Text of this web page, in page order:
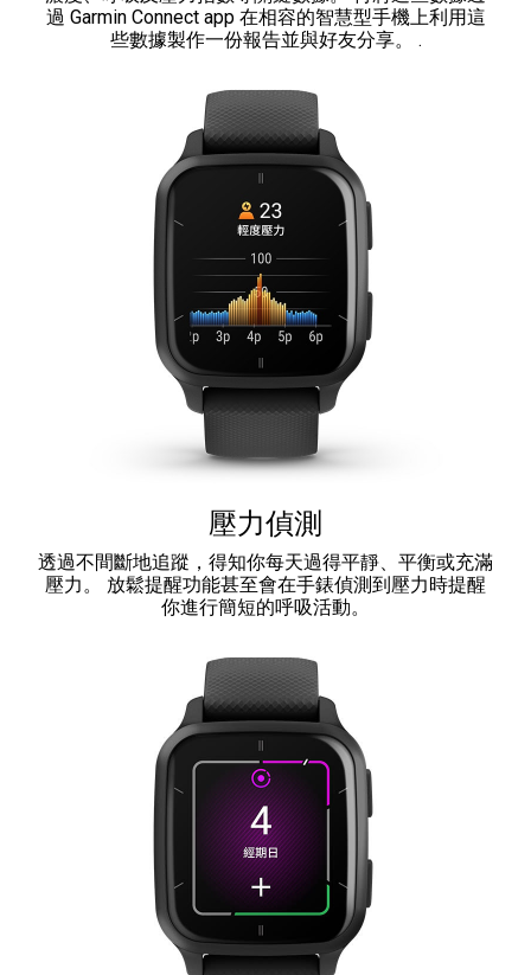
過 Garmin Connect app 在相容的智慧型手機上利用這
些數據製作一份報告並與好友分享。 .
壓力偵測
透過不間斷地追蹤，得知你每天過得平靜、平衡或充滿
壓力。 放鬆提醒功能甚至會在手錶偵測到壓力時提醒
你進行簡短的呼吸活動。